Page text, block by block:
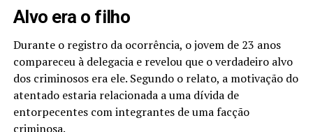
Alvo era o filho
Durante o registro da ocorrência, o jovem de 23 anos
compareceu à delegacia e revelou que o verdadeiro alvo
dos criminosos era ele. Segundo o relato, a motivação do
atentado estaria relacionada a uma dívida de
entorpecentes com integrantes de uma facção
criminosa.